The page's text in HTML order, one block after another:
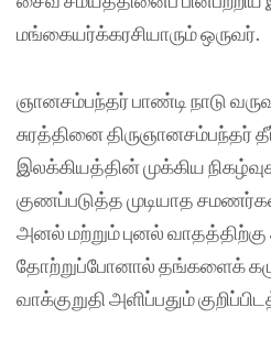
மங்கையர்க்கரசியாரும் ஒருவர்.
ஞானசம்பந்தர் பாண்டி நாடு
சுரத்தினை திருஞானசம்பந்தர்
இலக்கியத்தின் முக்கிய
குணப்படுத்த முடியாத
அனல் மற்றும் புனல்
தோற்றுப்போனால் தங்களைக்
வாக்குறுதி அளிப்பதும்